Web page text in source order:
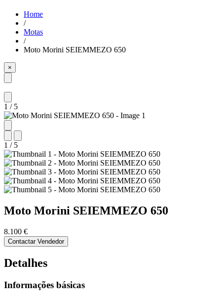
Home
/
Motas
/
Moto Morini SEIEMMEZO 650
×
1 / 5
1 / 5
Moto Morini SEIEMMEZO 650
8.100 €
Contactar Vendedor
Detalhes
Informações básicas